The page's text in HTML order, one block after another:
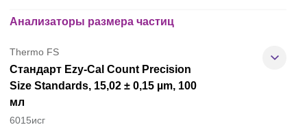
Анализаторы размера частиц
Thermo FS
Стандарт Ezy-Cal Count Precision
Size Standards, 15,02 ± 0,15 µm, 100
мл
6015исг